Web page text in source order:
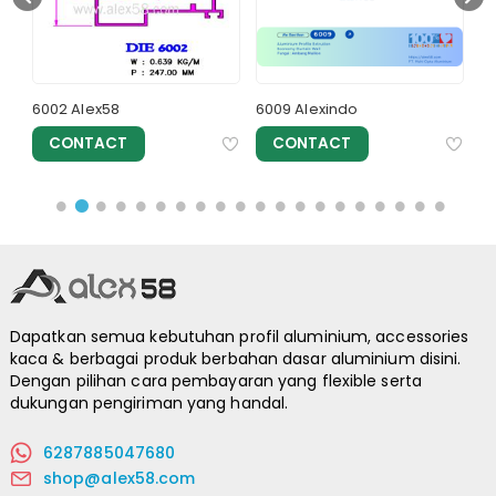
6002 Alex58
CONTACT
6009 Alexindo
CONTACT
Dapatkan semua kebutuhan profil aluminium, accessories
kaca & berbagai produk berbahan dasar aluminium disini.
Dengan pilihan cara pembayaran yang flexible serta
dukungan pengiriman yang handal.
6287885047680
shop@alex58.com